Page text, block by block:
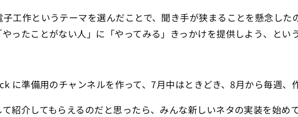
工作というテーマを選んだことで、聞き手が狭まることを懸念し
ったことがない人」に「やってみる」きっかけを提供しよう、とい
に準備用のチャンネルを作って、7月中はときどき、8月から毎週、
紹介してもらえるのだと思ったら、みんな新しいネタの実装を始め